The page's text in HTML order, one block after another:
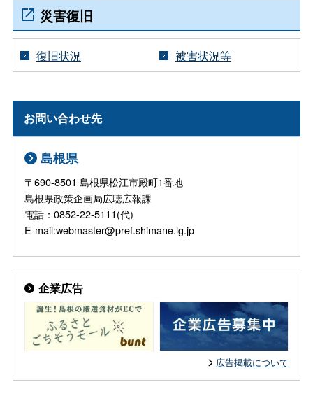
災害復旧
復旧状況 被害状況等
お問い合わせ先
島根県
〒690-8501 島根県松江市殿町1番地
島根県政策企画局広聴広報課
電話：0852-22-5111(代)
E-mail:webmaster@pref.shimane.lg.jp
企業広告
広告掲載について